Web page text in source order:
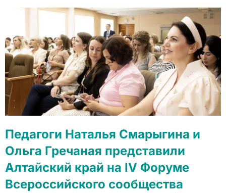
Педагоги Наталья Смарыгина и
Ольга Гречаная представили
Алтайский край на IV Форуме
Всероссийского сообщества